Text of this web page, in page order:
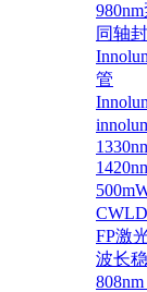
同轴
管
FP激
波长